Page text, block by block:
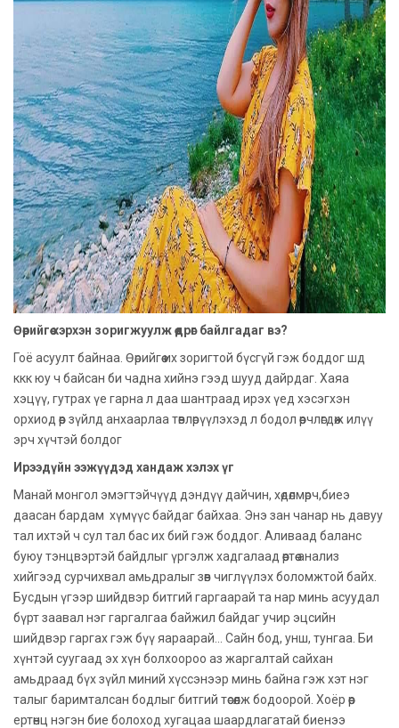
Өөрийгөө хэрхэн зоригжуулж өөдрөг байлгадаг вэ?
Гоё асуулт байнаа. Өөрийгөө их зоригтой бүсгүй гэж боддог шд
ккк юу ч байсан би чадна хийнэ гээд шууд дайрдаг. Хаяа
хэцүү, гутрах үе гарна л даа шантраад ирэх үед хэсэгхэн
орхиод өөр зүйлд анхаарлаа төвлөрүүлэхэд л бодол өөрчлөгдөж илүү
эрч хүчтэй болдог
Ирээдүйн ээжүүдэд хандаж хэлэх үг
Манай монгол эмэгтэйчүүд дэндүү дайчин, хөдөлмөрч,биеэ
даасан бардам хүмүүс байдаг байхаа. Энэ зан чанар нь давуу
тал ихтэй ч сул тал бас их бий гэж боддог. Аливаад баланс
буюу тэнцвэртэй байдлыг үргэлж хадгалаад өөртөө анализ
хийгээд сурчихвал амьдралыг зөв чиглүүлэх боломжтой байх.
Бусдын үгээр шийдвэр битгий гаргаарай та нар минь асуудал
бүрт заавал нэг гаргалгаа байжил байдаг учир эцсийн
шийдвэр гаргах гэж бүү яараарай... Сайн бод, унш, тунгаа. Би
хүнтэй суугаад эх хүн болхоороо аз жаргалтай сайхан
амьдраад бүх зүйл миний хүссэнээр минь байна гэж хэт нэг
талыг баримталсан бодлыг битгий төсөөлж бодоорой. Хоёр өөр
ертөнц нэгэн бие болоход хугацаа шаардлагатай биенээ